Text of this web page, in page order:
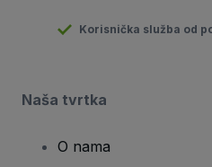
Korisnička služba od
Naša tvrtka
O nama